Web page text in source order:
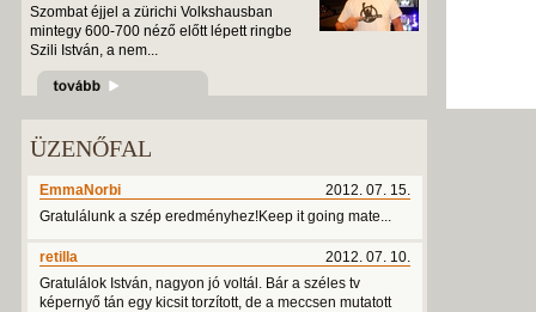
Szombat éjjel a zürichi Volkshausban
mintegy 600-700 néző előtt lépett ringbe
Szili István, a nem...
ÜZENŐFAL
2012. 07. 15.
EmmaNorbi
Gratulálunk a szép eredményhez!Keep it going mate...
2012. 07. 10.
retilla
Gratulálok István, nagyon jó voltál. Bár a széles tv
képernyő tán egy kicsit torzított, de a meccsen mutatott